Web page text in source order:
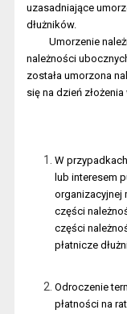
uzasadniające
dłużników.
Umorzenie
należności
została umorzona
się na dzień
W
lub interesem
organizacyjnej
części
części
płatnicze
Odroczenie
płatności na